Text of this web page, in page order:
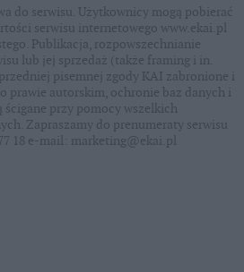
do serwisu. Użytkownicy mogą pobierać
serwisu internetowego www.ekai.pl
Publikacja, rozpowszechnianie
lub jej sprzedaż (także framing i in.
pisemnej zgody KAI zabronione i
prawie autorskim, ochronie baz danych i
przy pomocy wszelkich
Zapraszamy do prenumeraty serwisu
18 e-mail: marketing@ekai.pl